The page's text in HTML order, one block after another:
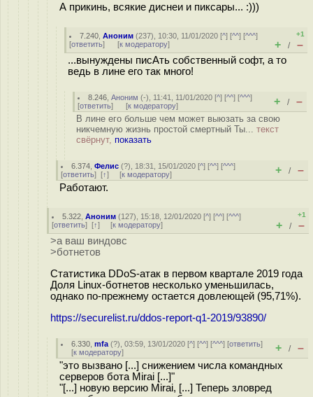
А прикинь, всякие диснеи и пиксары... :)))
7.240 ,Аноним (237), 10:30, 11/01/2020 [^] [^^] [^^^]
[ответить] [к модератору]
+1
+ / –
...вынуждены писАть собственный софт, а то
ведь в лине его так много!
8.246 ,Аноним (-), 11:41, 11/01/2020 [^] [^^] [^^^]
[ответить] [к модератору] + / –
В лине его больше чем может выюзать за свою
никчемную жизнь простой смертный Ты... текст
свёрнут, показать
6.374 ,Фелис (?), 18:31, 15/01/2020 [^] [^^] [^^^]
[ответить] [↑] [к модератору] + / –
Работают.
5.322 ,Аноним (127), 15:18, 12/01/2020 [^] [^^] [^^^]
[ответить] [↑] [к модератору]
+1
+ / –
>а ваш виндовс
>ботнетов
Статистика DDoS-атак в первом квартале 2019 года
Доля Linux-ботнетов несколько уменьшилась,
однако по-прежнему остается довлеющей (95,71%).
https://securelist.ru/ddos-report-q1-2019/93890/
6.330 ,mfa (?), 03:59, 13/01/2020 [^] [^^] [^^^] [ответить]
[к модератору] + / –
"это вызвано [...] снижением числа командных
серверов бота Mirai [...]"
"[...] новую версию Mirai, [...] Теперь зловред